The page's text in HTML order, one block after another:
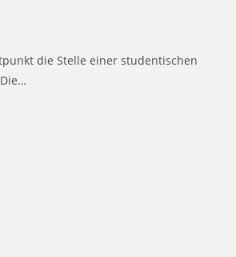
die Stelle einer studentischen